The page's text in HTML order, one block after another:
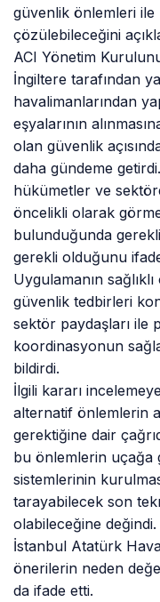
güvenlik önlemleri
çözülebileceğini
ACI Yönetim
İngiltere tarafından
havalimanlarından
eşyalarının
olan güvenlik
daha gündeme
hükümetler ve
öncelikli olarak
bulunduğunda
gerekli olduğunu
Uygulamanın
güvenlik tedbirleri
sektör paydaşları ile
koordinasyonun
bildirdi.
İlgili kararı
alternatif önlemlerin
gerektiğine dair
bu önlemlerin uçağa
sistemlerinin
tarayabilecek son
olabileceğine
İstanbul Atatürk
önerilerin neden
da ifade etti.